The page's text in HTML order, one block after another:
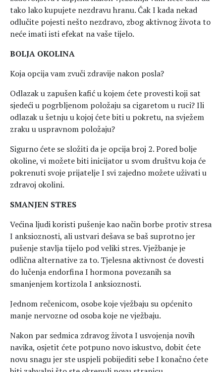
tako lako kupujete nezdravu hranu. Čak I kada nekad
odlučite pojesti nešto nezdravo, zbog aktivnog života to
neće imati isti efekat na vaše tijelo.
BOLJA OKOLINA
Koja opcija vam zvuči zdravije nakon posla?
Odlazak u zapušen kafić u kojem ćete provesti koji sat
sjedeći u pogrbljenom položaju sa cigaretom u ruci? Ili
odlazak u šetnju u kojoj ćete biti u pokretu, na svježem
zraku u uspravnom položaju?
Sigurno ćete se složiti da je opcija broj 2. Pored bolje
okoline, vi možete biti inicijator u svom društvu koja će
pokrenuti svoje prijatelje I svi zajedno možete uživati u
zdravoj okolini.
SMANJEN STRES
Većina ljudi koristi pušenje kao način borbe protiv stresa
I anksioznosti, ali ustvari dešava se baš suprotno jer
pušenje stavlja tijelo pod veliki stres. Vježbanje je
odlična alternative za to. Tjelesna aktivnost će dovesti
do lučenja endorfina I hormona povezanih sa
smanjenjem kortizola I anksioznosti.
Jednom rečenicom, osobe koje vježbaju su općenito
manje nervozne od osoba koje ne vježbaju.
Nakon par sedmica zdravog života I usvojenja novih
navika, osjetit ćete potpuno novo iskustvo, dobit ćete
novu snagu jer ste uspjeli pobijediti sebe I konačno ćete